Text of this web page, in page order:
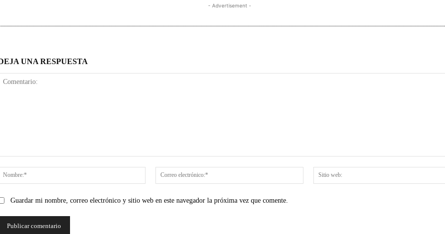
- Advertisement -
UNA RESPUESTA
Nombre:*
Correo
electrónico:*
Guardar mi nombre, correo electrónico y sitio web en este navegador la próxima vez que comente.